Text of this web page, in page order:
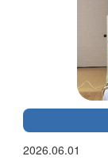
2026.06.01